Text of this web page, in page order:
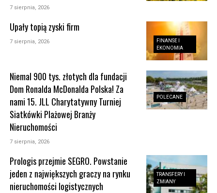
7 sierpnia, 2026
FINANSE I
EKONOMIA
Upały topią zyski firm
7 sierpnia, 2026
POLECANE
Niemal 900 tys. złotych dla fundacji
Dom Ronalda McDonalda Polska! Za
nami 15. JLL Charytatywny Turniej
Siatkówki Plażowej Branży
Nieruchomości
7 sierpnia, 2026
TRANSFERY I
ZMIANY
Prologis przejmie SEGRO. Powstanie
jeden z największych graczy na rynku
nieruchomości logistycznych